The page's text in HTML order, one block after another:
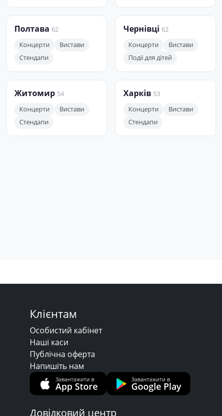
Полтава 62
Концерти
Вистави
Стендапи
Чернівці 62
Концерти
Вистави
Події для дітей
Житомир 54
Концерти
Вистави
Стендапи
Харків 53
Концерти
Вистави
Стендапи
Клієнтам
Особистий кабінет
Наші каси
Публічна оферта
Напишіть нам
Завантажити в
App Store
Завантажити в
Google Play
Довідковий центр